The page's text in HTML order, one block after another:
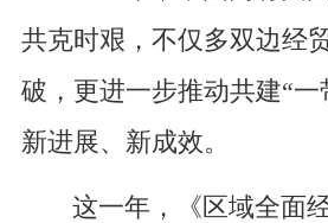
共克时艰，不仅多双边经
破，更进一步推动共建“一
新进展、新成效。
这一年，《区域全面